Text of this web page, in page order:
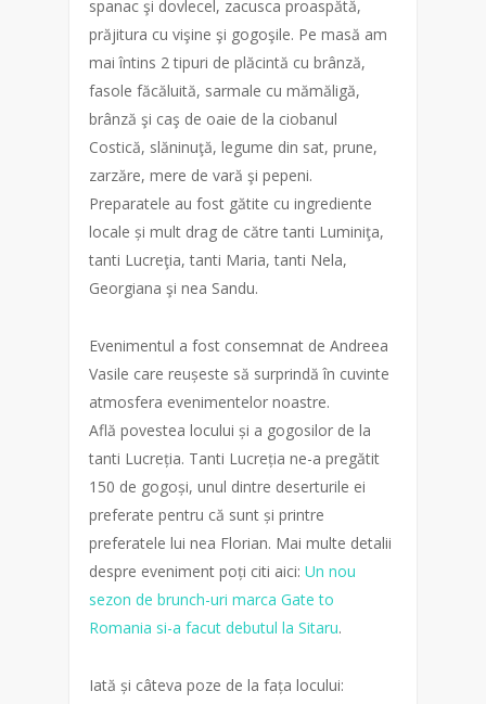
spanac şi dovlecel, zacusca proaspătă,
prăjitura cu vişine şi gogoşile. Pe masă am
mai întins 2 tipuri de plăcintă cu brânză,
fasole făcăluită, sarmale cu mămăligă,
brânză şi caş de oaie de la ciobanul
Costică, slăninuţă, legume din sat, prune,
zarzăre, mere de vară şi pepeni.
Preparatele au fost gătite cu ingrediente
locale și mult drag de către tanti Luminiţa,
tanti Lucreţia, tanti Maria, tanti Nela,
Georgiana şi nea Sandu.
Evenimentul a fost consemnat de Andreea
Vasile care reușeste să surprindă în cuvinte
atmosfera evenimentelor noastre.
Află povestea locului și a gogosilor de la
tanti Lucreția. Tanti Lucreția ne-a pregătit
150 de gogoși, unul dintre deserturile ei
preferate pentru că sunt și printre
preferatele lui nea Florian. Mai multe detalii
despre eveniment poți citi aici: Un nou
sezon de brunch-uri marca Gate to
Romania si-a facut debutul la Sitaru.
Iată și câteva poze de la fața locului: